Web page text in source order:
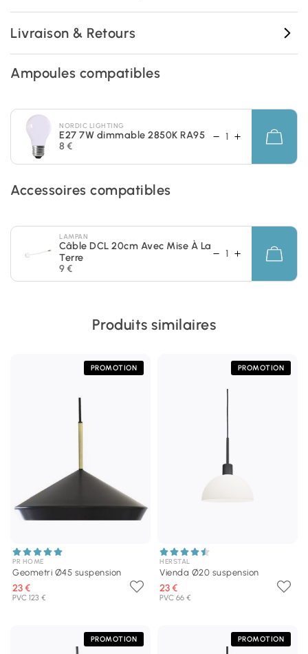
Livraison & Retours
Ampoules compatibles
NORDIC LIGHTING
E27 7W dimmable 2850K RA95
8 €
Accessoires compatibles
LAMPAN
Câble DCL 20cm Avec Mise À La
Terre
9 €
Produits similaires
PROMOTION
PR HOME
Geometri Ø45 suspension
23 €
PVC 123 €
PROMOTION
HERSTAL
Vienda Ø20 suspension
23 €
PVC 66 €
PROMOTION PROMOTION